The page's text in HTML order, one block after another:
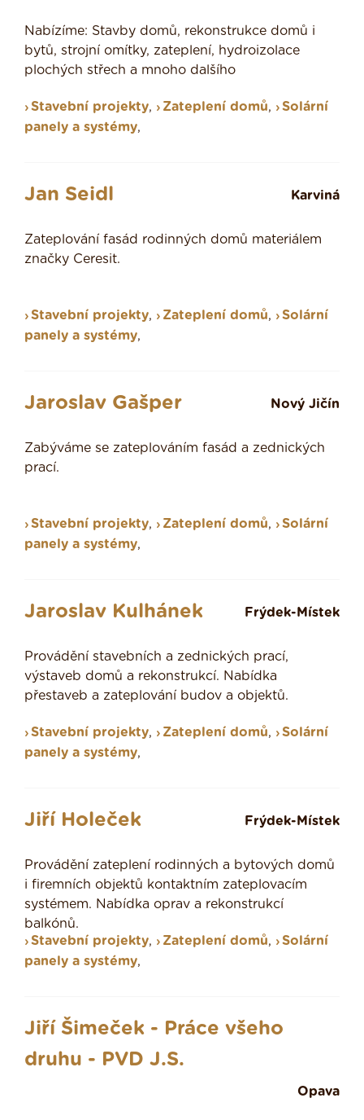
Nabízíme: Stavby domů, rekonstrukce domů i
bytů, strojní omítky, zateplení, hydroizolace
plochých střech a mnoho dalšího
Stavební projekty, Zateplení domů,
Solární
panely a systémy,
Jan Seidl Karviná
Zateplování fasád rodinných domů materiálem
značky Ceresit.
Stavební projekty, Zateplení domů,
Solární
panely a systémy,
Jaroslav Gašper Nový Jičín
Zabýváme se zateplováním fasád a zednických
prací.
Stavební projekty, Zateplení domů,
Solární
panely a systémy,
Jaroslav Kulhánek Frýdek-Místek
Provádění stavebních a zednických prací,
výstaveb domů a rekonstrukcí. Nabídka
přestaveb a zateplování budov a objektů.
Stavební projekty, Zateplení domů,
Solární
panely a systémy,
Jiří Holeček Frýdek-Místek
Provádění zateplení rodinných a bytových domů
i firemních objektů kontaktním zateplovacím
systémem. Nabídka oprav a rekonstrukcí
balkónů.
Stavební projekty, Zateplení domů,
Solární
panely a systémy,
Jiří Šimeček - Práce všeho
druhu - PVD J.S.
Opava